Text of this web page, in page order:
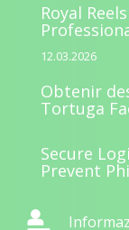
Royal
12.03.2026
Obtenir
Tortuga
Secure
Prevent